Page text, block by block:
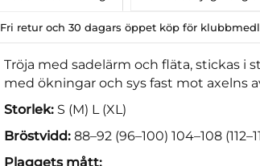
Fri retur och 30 dagars öppet köp för
Tröja med sadelärm och fläta, stickas i
med ökningar och sys fast mot axelns
Storlek: S (M) L (XL)
Bröstvidd: 88–92 (96–100) 104–108
Plaggets mått: